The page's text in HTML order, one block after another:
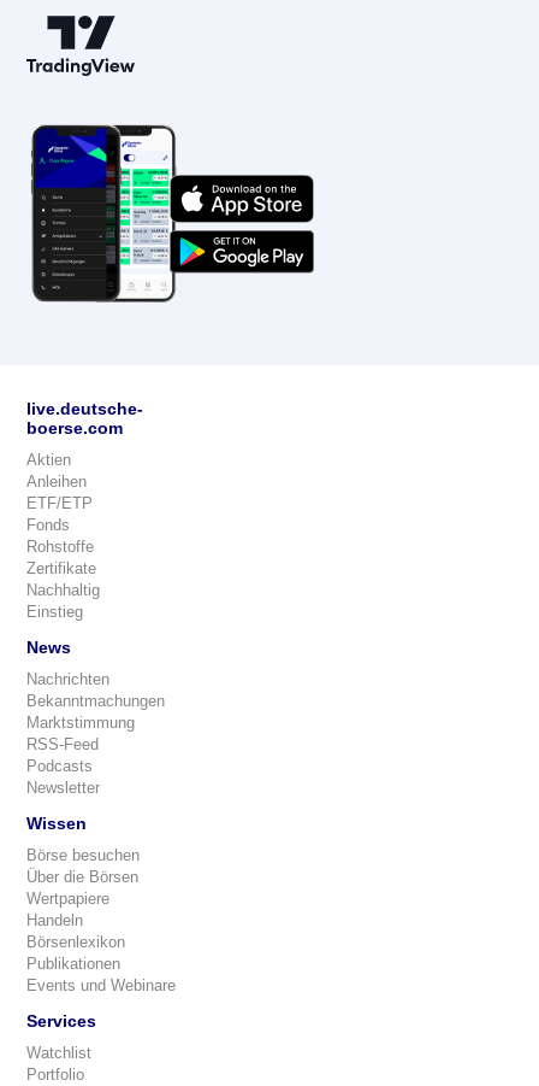
live.deutsche-
boerse.com
Aktien
Anleihen
ETF/ETP
Fonds
Rohstoffe
Zertifikate
Nachhaltig
Einstieg
News
Nachrichten
Bekanntmachungen
Marktstimmung
RSS-Feed
Podcasts
Newsletter
Wissen
Börse besuchen
Über die Börsen
Wertpapiere
Handeln
Börsenlexikon
Publikationen
Events und Webinare
Services
Watchlist
Portfolio